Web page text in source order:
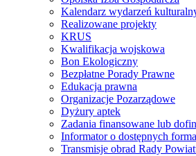
Kalendarz wydarzeń
Realizowane projekty
KRUS
Kwalifikacja wojskowa
Bon Ekologiczny
Bezpłatne Porady Prawne
Edukacja prawna
Organizacje Pozarządowe
Dyżury aptek
Zadania finansowane lub
Informator o dostępnych
Transmisje obrad Rady